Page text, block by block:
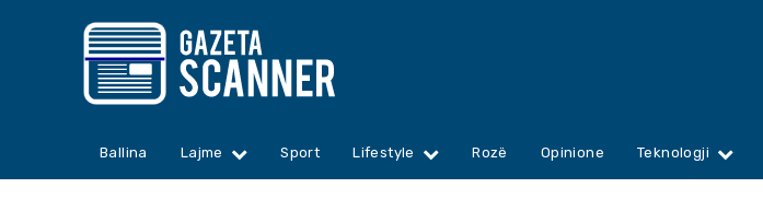
Ballina Lajme Sport Lifestyle Rozë Opinione Teknologji